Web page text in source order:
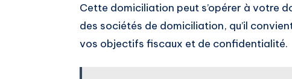
Cette domiciliation peut s’opérer à votre
des sociétés de domiciliation, qu’il
vos objectifs fiscaux et de confidentialité.